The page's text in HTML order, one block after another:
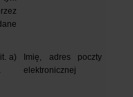
a)
Imię, adres poczty
elektronicznej